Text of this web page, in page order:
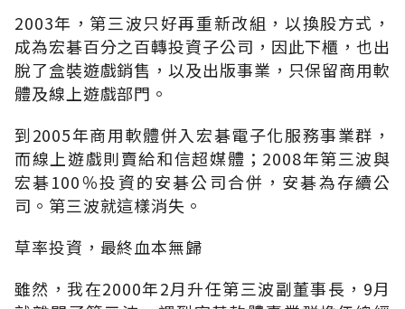
2003年，第三波只好再重新改組，以換股方式，
成為宏碁百分之百轉投資子公司，因此下櫃，也出
脫了盒裝遊戲銷售，以及出版事業，只保留商用軟
體及線上遊戲部門。
到2005年商用軟體併入宏碁電子化服務事業群，
而線上遊戲則賣給和信超媒體；2008年第三波與
宏碁100％投資的安碁公司合併，安碁為存續公
司。第三波就這樣消失。
草率投資，最終血本無歸
雖然，我在2000年2月升任第三波副董事長，9月